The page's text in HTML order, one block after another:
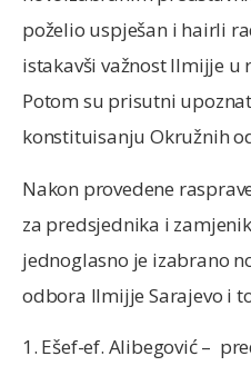
poželio uspješan i hairli
istakavši važnost Ilmijje u
Potom su prisutni
konstituisanju Okružnih
Nakon provedene
za predsjednika i
jednoglasno je izabrano
odbora Ilmijje Sarajevo i
1. Ešef-ef. Alibegović –